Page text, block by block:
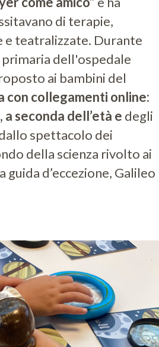
di terapie,
teatralizzate. Durante
primaria dell'ospedale
ai bambini del
con collegamenti online:
seconda dell’età e degli
spettacolo dei
della scienza rivolto ai
d’eccezione, Galileo